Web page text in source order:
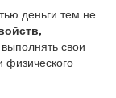
деньги тем не
свои